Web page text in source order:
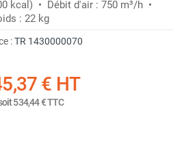
kcal) • Débit d'air : 750 m³/h •
: 22 kg
:TR 1430000070
€ HT
534,44 €TTC